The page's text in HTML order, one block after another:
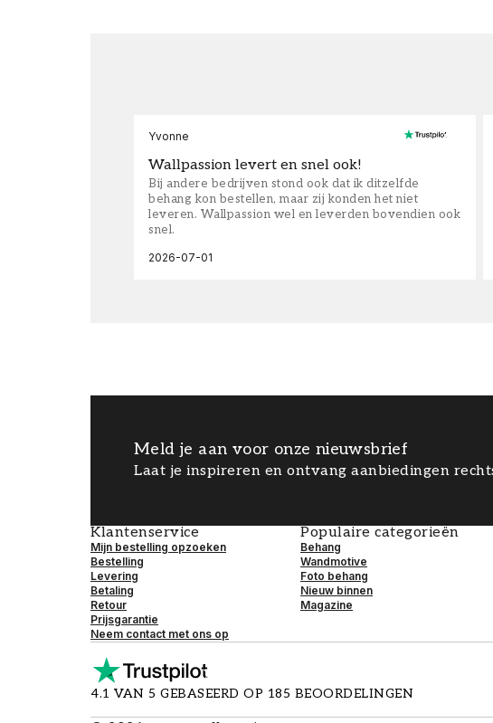
Yvonne
Wallpassion levert en snel ook!
Bij andere bedrijven stond ook dat ik ditzelfde
behang kon bestellen, maar zij konden het niet
leveren. Wallpassion wel en leverden bovendien ook
snel.
2026-07-01
Meld je aan voor onze nieuwsbrief
Laat je inspireren en ontvang aanbiedingen
Klantenservice
Mijn bestelling opzoeken
Bestelling
Levering
Betaling
Retour
Prijsgarantie
Neem contact met ons op
Populaire categorieën
Behang
Wandmotive
Foto behang
Nieuw binnen
Magazine
4.1 VAN 5 GEBASEERD OP 185 BEOORDELINGEN